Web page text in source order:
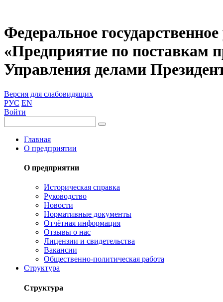
Федеральное
«Предприятие по поставкам
Управления делами
Версия для слабовидящих
РУС EN
Войти
Главная
О предприятии
О предприятии
Историческая справка
Руководство
Новости
Нормативные документы
Отчётная информация
Отзывы о нас
Лицензии и свидетельства
Вакансии
Общественно-политическая работа
Структура
Структура